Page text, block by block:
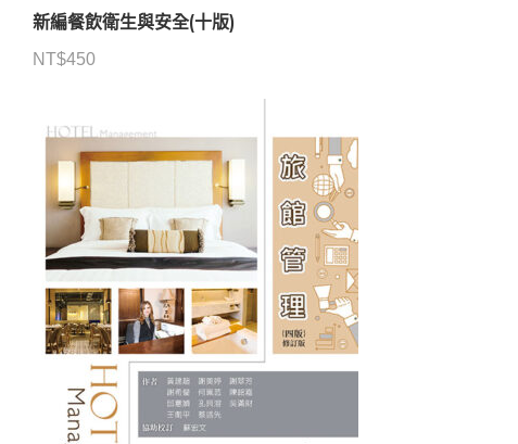
新編餐飲衛生與安全(十版)
NT$450